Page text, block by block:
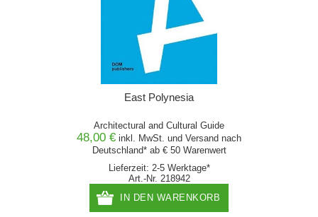
East Polynesia
Architectural and Cultural Guide
48,00 € inkl. MwSt. und Versand nach
Deutschland* ab € 50 Warenwert
Lieferzeit: 2-5 Werktage*
Art.-Nr. 218942
IN DEN WARENKORB